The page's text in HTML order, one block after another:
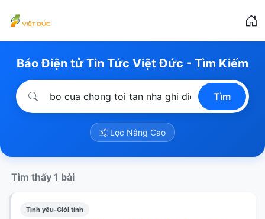
Báo Điện tử Tin Tức Việt Đức - Tìm Kiếm
Tìm
Lọc Nâng Cao
Tìm thấy 1 bài
Tình yêu-Giới tính